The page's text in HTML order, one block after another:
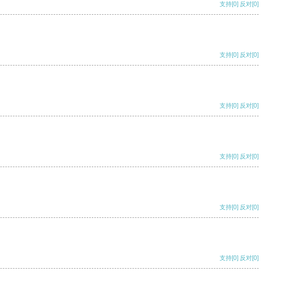
支持[0] 反对[0]
支持[0] 反对[0]
支持[0] 反对[0]
支持[0] 反对[0]
支持[0] 反对[0]
支持[0] 反对[0]